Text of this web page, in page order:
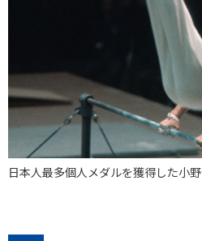
日本人最多個人メダルを獲得した小野